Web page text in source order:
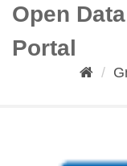
Open Data
Portal